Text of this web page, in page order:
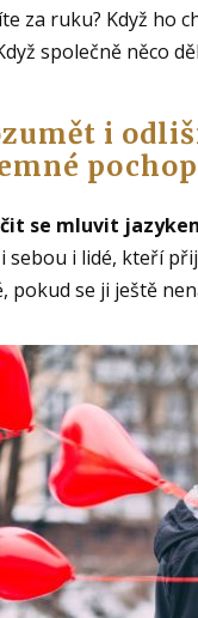
za ruku? Když ho
společně něco
i
se mluvit
sebou i lidé, kteří
pokud se ji ještě